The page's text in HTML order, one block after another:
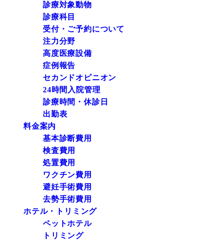
診療対象動物
診療科目
受付・ご予約について
注力分野
高度医療設備
症例報告
セカンドオピニオン
24時間入院管理
診療時間・休診日
出勤表
料金案内
基本診断費用
検査費用
処置費用
ワクチン費用
避妊手術費用
去勢手術費用
ホテル・トリミング
ペットホテル
トリミング